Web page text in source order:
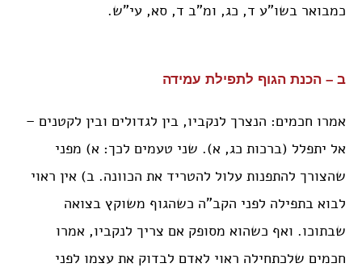
כמבואר בשו”ע ד, כג, ומ”ב ד, סא, עי”ש.
ב – הכנת הגוף לתפילת עמידה
אמרו חכמים: הנצרך לנקביו, בין לגדולים ובין לקטנים –
אל יתפלל (ברכות כג, א). שני טעמים לכך: א) מפני
שהצורך להתפנות עלול להטריד את הכוונה. ב) אין ראוי
לבוא בתפילה לפני הקב”ה כשהגוף משוקץ בצואה
שבתוכו. ואף כשהוא מסופק אם צריך לנקביו, אמרו
חכמים שלכתחילה ראוי לאדם לבדוק את עצמו לפני